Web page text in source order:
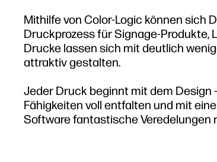
Mithilfe von Color-Logic können sich
Druckprozess für Signage-Produkte,
Drucke lassen sich mit deutlich
attraktiv gestalten.
Jeder Druck beginnt mit dem Design
Fähigkeiten voll entfalten und mit
Software fantastische Veredelungen